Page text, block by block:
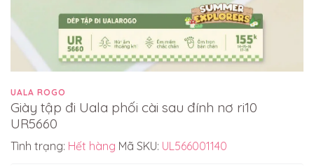
UALA ROGO
Giày tập đi Uala phối cài sau đính nơ ri10
UR5660
Tình trạng: Hết hàng Mã SKU: UL566001140